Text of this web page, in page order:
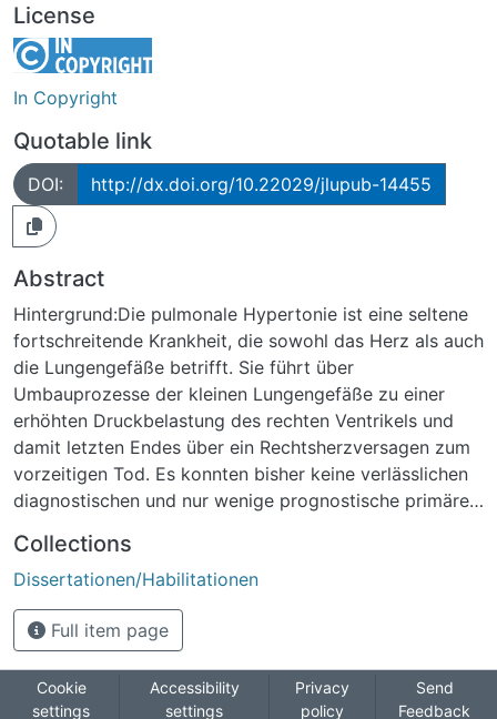
License
In Copyright
Quotable link
DOI: http://dx.doi.org/10.22029/jlupub-14455
Abstract
Hintergrund:Die pulmonale Hypertonie ist eine seltene
fortschreitende Krankheit, die sowohl das Herz als auch
die Lungengefäße betrifft. Sie führt über
Umbauprozesse der kleinen Lungengefäße zu einer
erhöhten Druckbelastung des rechten Ventrikels und
damit letzten Endes über ein Rechtsherzversagen zum
vorzeitigen Tod. Es konnten bisher keine verlässlichen
diagnostischen und nur wenige prognostische primäre
Hypertonie identifiziert werden. Growth-differentiation-
factor 15 und Activin A sind vielversprechende Proteine
der Transforming Growth Factor Familie und konnten
bereits als Biomarker für andere Erkrankungen des
dieser Arbeit wurde untersucht, ob es sich bei Growth-
differentiation-factor 15 (GDF-15) und Activin A um
Collections
Dissertationen/Habilitationen
Full item page
Cookie
settings
Accessibility
settings
Privacy
policy
Send
Feedback